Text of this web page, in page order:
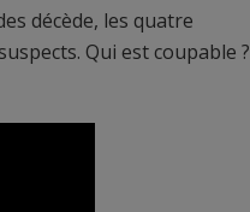
décède, les quatre
Qui est coupable ?